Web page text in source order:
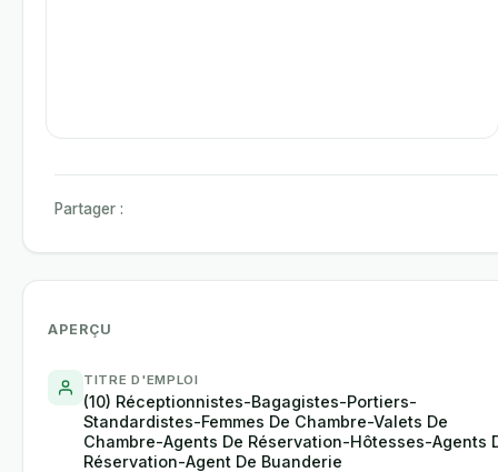
Partager :
APERÇU
TITRE D'EMPLOI
(10) Réceptionnistes-Bagagistes-Portiers-
Standardistes-Femmes De Chambre-Valets De
Chambre-Agents De Réservation-Hôtesses-Agents
Réservation-Agent De Buanderie